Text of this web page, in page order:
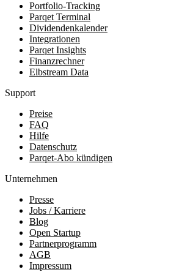
Portfolio-Tracking
Parqet Terminal
Dividendenkalender
Integrationen
Parqet Insights
Finanzrechner
Elbstream Data
Support
Preise
FAQ
Hilfe
Datenschutz
Parqet-Abo kündigen
Unternehmen
Presse
Jobs / Karriere
Blog
Open Startup
Partnerprogramm
AGB
Impressum